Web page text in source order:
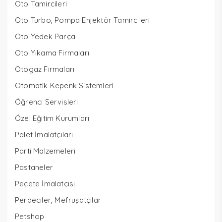
Oto Tamircileri
Oto Turbo, Pompa Enjektör Tamircileri
Oto Yedek Parça
Oto Yıkama Firmaları
Otogaz Firmaları
Otomatik Kepenk Sistemleri
Öğrenci Servisleri
Özel Eğitim Kurumları
Palet İmalatçıları
Parti Malzemeleri
Pastaneler
Peçete İmalatçısı
Perdeciler, Mefruşatçılar
Petshop